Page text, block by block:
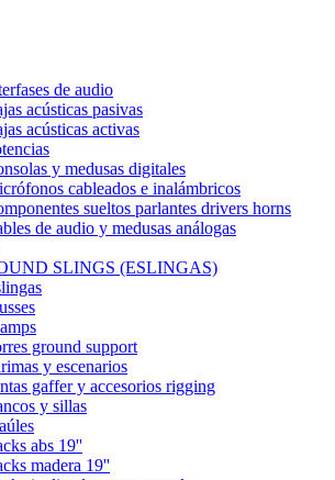
de audio
acústicas pasivas
acústicas activas
y medusas digitales
cableados e inalámbricos
sueltos parlantes drivers horns
de audio y medusas análogas
SLINGS (ESLINGAS)
ground support
y escenarios
gaffer y accesorios rigging
y sillas
abs 19''
madera 19''